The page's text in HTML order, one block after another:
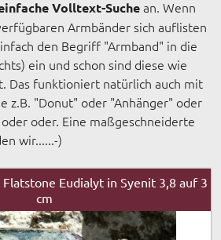
Volltext-Suchean. Wenn
Armbänder sich auflisten
den Begriff "Armband" in die
ein und schon sind diese wie
Das funktioniert natürlich auch mit
z.B. "Donut" oder "Anhänger" oder
oder. Eine maßgeschneiderte
wir......-)
Flatstone Eudialyt in Syenit 3,8 auf 3
cm